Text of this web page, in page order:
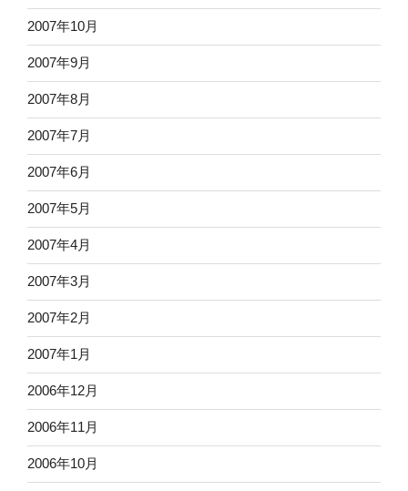
2007年10月
2007年9月
2007年8月
2007年7月
2007年6月
2007年5月
2007年4月
2007年3月
2007年2月
2007年1月
2006年12月
2006年11月
2006年10月